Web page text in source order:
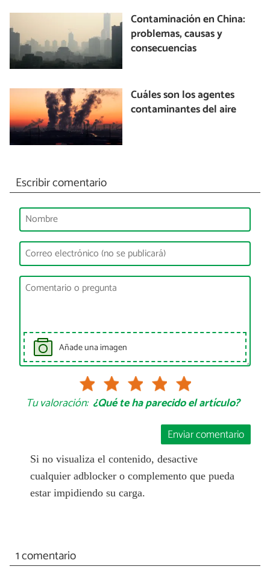
Contaminación en China:
problemas, causas y
consecuencias
Cuáles son los agentes
contaminantes del aire
Escribir comentario
Añade una imagen
Tu valoración: ¿Qué te ha parecido el artículo?
Enviar comentario
Si no visualiza el contenido, desactive
cualquier adblocker o complemento que pueda
estar impidiendo su carga.
1 comentario